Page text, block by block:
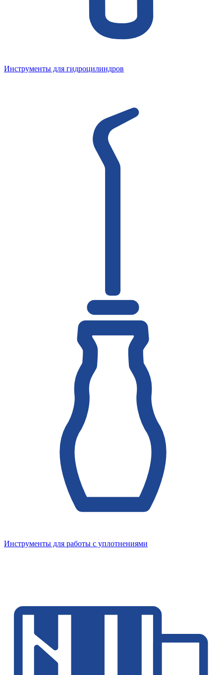
Инструменты для гидроцилиндров
Инструменты для работы с уплотнениями